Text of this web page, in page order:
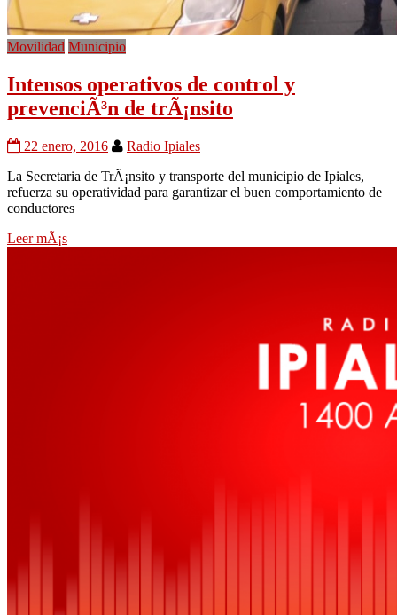
Movilidad Municipio
Intensos operativos de control y
prevenciÃ³n de trÃ¡nsito
22 enero, 2016
Radio Ipiales
La Secretaria de TrÃ¡nsito y transporte del municipio de Ipiales,
refuerza su operatividad para garantizar el buen comportamiento de
conductores
Leer mÃ¡s